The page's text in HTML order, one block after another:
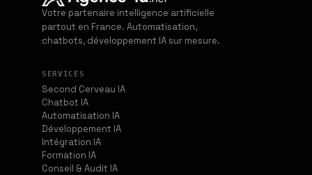
Votre partenaire intelligence artificielle
partout en France. Automatisation,
chatbots, développement IA sur mesure.
SERVICES
Second Cerveau IA
Chatbot IA
Automatisation IA
Développement IA
Intégration IA
Formation IA
Conseil & Audit IA